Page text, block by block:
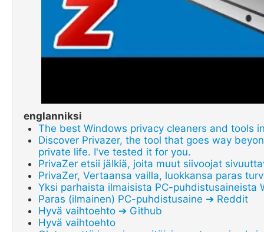
englanniksi
The best Windows privacy cleaners and tools
Discover Privazer, the tool that goes way
private life. I've tested it for you.
PrivaZer etsii jälkiä, joita muut siivoojat
PrivaZer, Vertaansa vailla, luokkansa paras
Yksi parhaista ilmaisista PC-puhdistusaineista
Paras (ilmainen) PC-puhdistusaine ➔ Reddit
Hyvä vaihtoehto ➔ Github
Hyvä vaihtoehto